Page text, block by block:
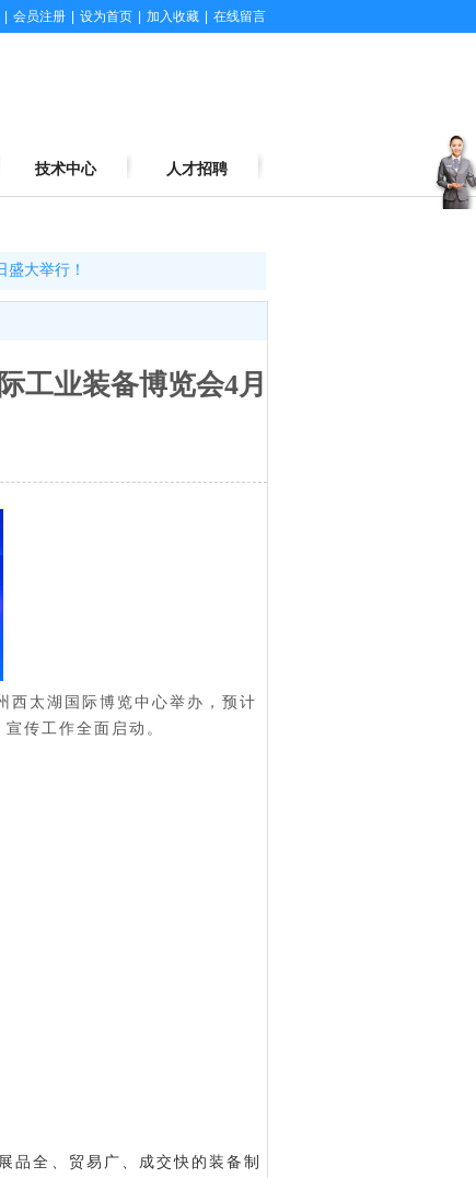
会员注册 设为首页 加入收藏 在线留言
技术中心 人才招聘
盛大举行！
工业装备博览会4月
西太湖国际博览中心举办，预计
传工作全面启动 。
品全、贸易广、成交快的装备制